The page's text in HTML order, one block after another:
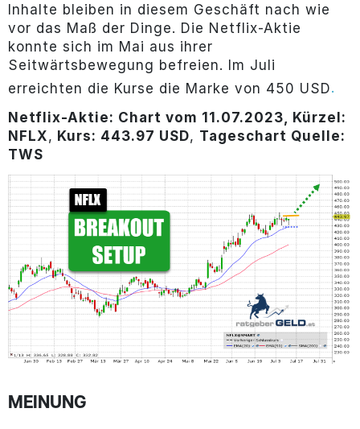
Inhalte bleiben in diesem Geschäft nach wie
vor das Maß der Dinge. Die Netflix-Aktie
konnte sich im Mai aus ihrer
Seitwärtsbewegung befreien. Im Juli
erreichten die Kurse die Marke von 450 USD.
Netflix-Aktie: Chart vom 11.07.2023, Kürzel:
NFLX, Kurs: 443.97 USD, Tageschart Quelle:
TWS
MEINUNG